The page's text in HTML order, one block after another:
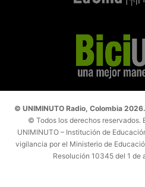
© UNIMINUTO Radio, Colombia 2026.
© Todos los derechos reservados.
UNIMINUTO – Institución de
vigilancia por el Ministerio de
Resolución 10345 del 1 de